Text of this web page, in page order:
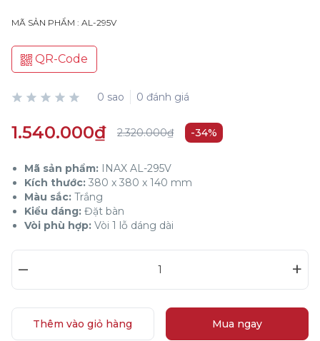
MÃ SẢN PHẨM : AL-295V
QR-Code
0 sao 0 đánh giá
1.540.000₫ 2.320.000₫ -34%
Mã sản phẩm: INAX AL-295V
Kích thước: 380 x 380 x 140 mm
Màu sắc: Trắng
Kiểu dáng: Đặt bàn
Vòi phù hợp: Vòi 1 lỗ dáng dài
– +
Thêm vào giỏ hàng Mua ngay